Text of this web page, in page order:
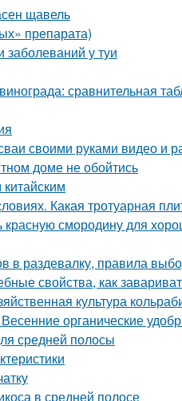
щавель
препарата)
заболеваний у туи
сравнительная
своими руками видео и
доме не обойтись
Какая тротуарная
смородину для
в раздевалку, правила
свойства, как
культура
органические
средней полосы
в средней полосе